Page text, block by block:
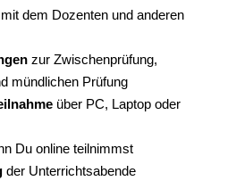
dem Dozenten und anderen
zur Zwischenprüfung,
mündlichen Prüfung
über PC, Laptop oder
Du online teilnimmst
der Unterrichtsabende